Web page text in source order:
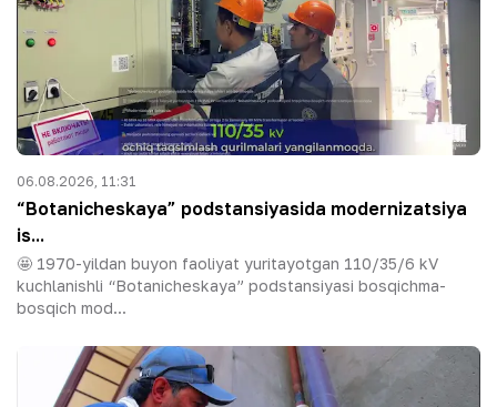
06.08.2026, 11:31
“Botanicheskaya” podstansiyasida modernizatsiya
is...
🤩 1970-yildan buyon faoliyat yuritayotgan 110/35/6 kV
kuchlanishli “Botanicheskaya” podstansiyasi bosqichma-
bosqich mod...